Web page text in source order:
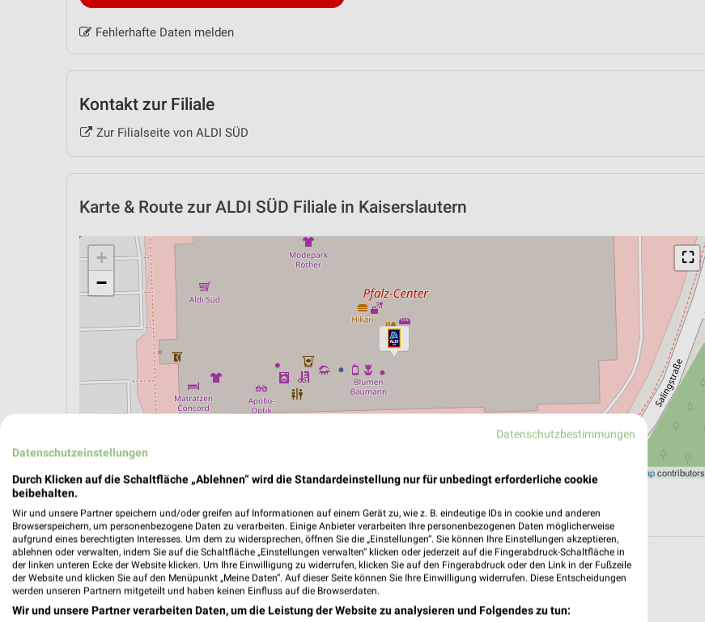
Fehlerhafte Daten melden
Kontakt zur Filiale
Zur Filialseite von ALDI SÜD
Karte & Route zur ALDI SÜD Filiale in Kaiserslautern
⛶
+
−
Leaflet © OpenStreetMapcontributors
ÖPNV ANZEIGEN LADESÄULEN ANZEIGEN NAVIGATION MIT GOOGLE/IOS MAPS
Aktuelle Angebote in dieser Filiale
Anzahl Prospekte: 6
Letztes Prospektupdate: vor 6 Stunden
Datenschutzbestimmungen
Datenschutzeinstellungen
Durch Klicken auf die Schaltfläche „Ablehnen“ wird die Standardeinstellung nur für unbedingt erforderliche cookie
beibehalten.
Wir und unsere Partner speichern und/oder greifen auf Informationen auf einem Gerät zu, wie z. B. eindeutige IDs in cookie und anderen
Browserspeichern, um personenbezogene Daten zu verarbeiten. Einige Anbieter verarbeiten Ihre personenbezogenen Daten möglicherweise
aufgrund eines berechtigten Interesses. Um dem zu widersprechen, öffnen Sie die „Einstellungen“. Sie können Ihre Einstellungen akzeptieren,
ablehnen oder verwalten, indem Sie auf die Schaltfläche „Einstellungen verwalten“ klicken oder jederzeit auf die Fingerabdruck-Schaltfläche in
der linken unteren Ecke der Website klicken. Um Ihre Einwilligung zu widerrufen, klicken Sie auf den Fingerabdruck oder den Link in der Fußzeile
der Website und klicken Sie auf den Menüpunkt „Meine Daten“. Auf dieser Seite können Sie Ihre Einwilligung widerrufen. Diese Entscheidungen
werden unseren Partnern mitgeteilt und haben keinen Einfluss auf die Browserdaten.
Wir und unsere Partner verarbeiten Daten, um die Leistung der Website zu analysieren und Folgendes zu tun: